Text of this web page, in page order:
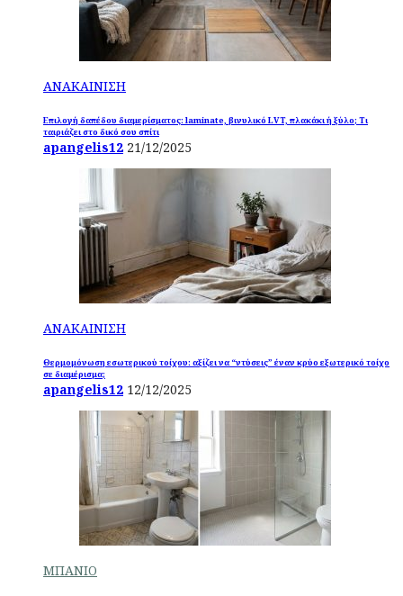
ΑΝΑΚΑΙΝΙΣΗ
Επιλογή δαπέδου διαμερίσματος: laminate, βινυλικό LVT, πλακάκι ή ξύλο; Τι
ταιριάζει στο δικό σου σπίτι
apangelis12 21/12/2025
ΑΝΑΚΑΙΝΙΣΗ
Θερμομόνωση εσωτερικού τοίχου: αξίζει να “ντύσεις” έναν κρύο εξωτερικό τοίχο
σε διαμέρισμα;
apangelis12 12/12/2025
ΜΠΑΝΙΟ